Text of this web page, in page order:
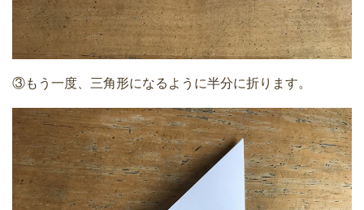
③もう一度、三角形になるように半分に折ります。